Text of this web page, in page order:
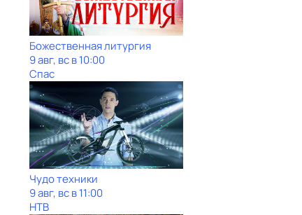
Божественная литургия
9 авг, вс в 10:00
Спас
Чудо техники
9 авг, вс в 11:00
НТВ